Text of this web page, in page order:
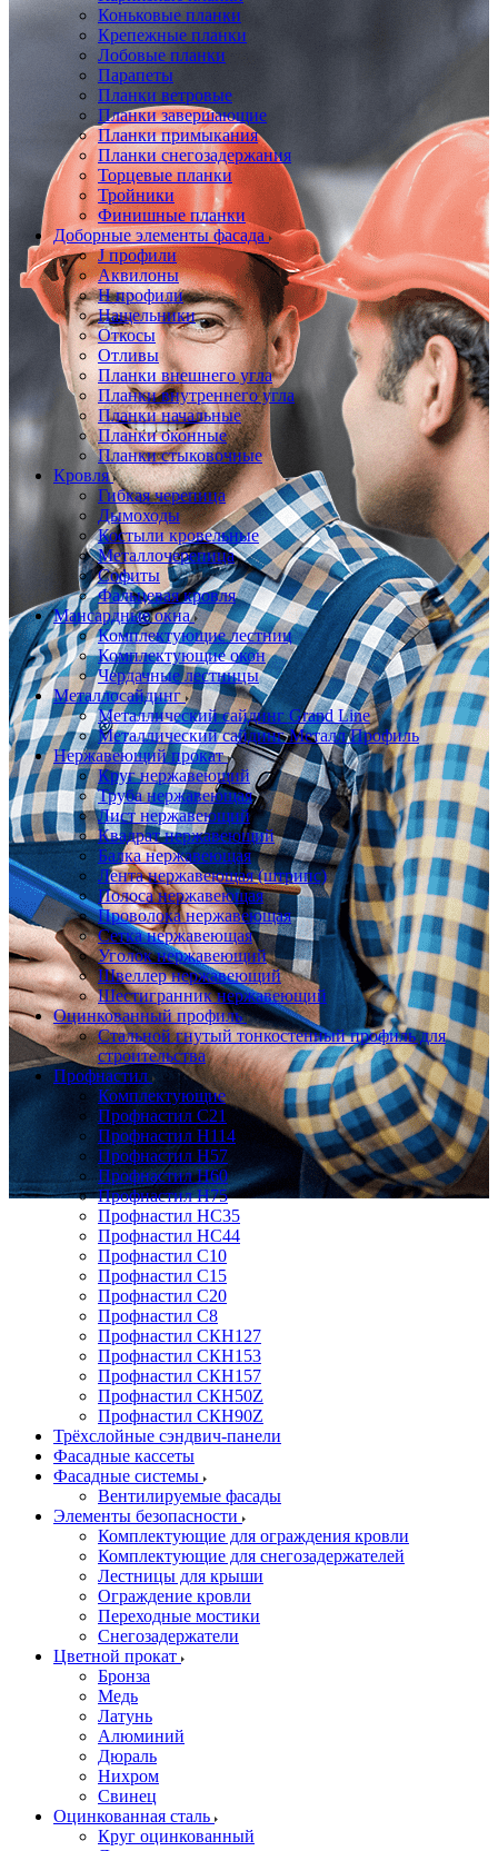
Коньковые планки
Крепежные планки
Лобовые планки
Парапеты
Планки ветровые
Планки завершающие
Планки примыкания
Планки снегозадержания
Торцевые планки
Тройники
Финишные планки
Доборные элементы фасада
J профили
Аквилоны
Н профили
Нащельники
Откосы
Отливы
Планки внешнего угла
Планки внутреннего угла
Планки начальные
Планки оконные
Планки стыковочные
Кровля
Гибкая черепица
Дымоходы
Костыли кровельные
Металлочерепица
Софиты
Фальцевая кровля
Мансардные окна
Комплектующие лестниц
Комплектующие окон
Чердачные лестницы
Металлосайдинг
Металлический сайдинг Grand Line
Металлический сайдинг Металл Профиль
Нержавеющий прокат
Круг нержавеющий
Труба нержавеющая
Лист нержавеющий
Квадрат нержавеющий
Балка нержавеющая
Лента нержавеющая (штрипс)
Полоса нержавеющая
Проволока нержавеющая
Сетка нержавеющая
Уголок нержавеющий
Швеллер нержавеющий
Шестигранник нержавеющий
Оцинкованный профиль
Стальной гнутый тонкостенный профиль для
строительства
Профнастил
Комплектующие
Профнастил C21
Профнастил Н114
Профнастил Н57
Профнастил Н60
Профнастил Н75
Профнастил НС35
Профнастил НС44
Профнастил С10
Профнастил С15
Профнастил С20
Профнастил С8
Профнастил СКН127
Профнастил СКН153
Профнастил СКН157
Профнастил СКН50Z
Профнастил СКН90Z
Трёхслойные сэндвич-панели
Фасадные кассеты
Фасадные системы
Вентилируемые фасады
Элементы безопасности
Комплектующие для ограждения кровли
Комплектующие для снегозадержателей
Лестницы для крыши
Ограждение кровли
Переходные мостики
Снегозадержатели
Цветной прокат
Бронза
Медь
Латунь
Алюминий
Дюраль
Нихром
Свинец
Оцинкованная сталь
Круг оцинкованный